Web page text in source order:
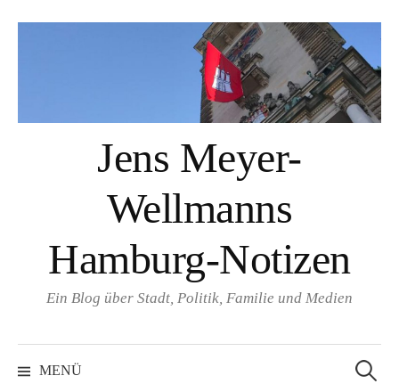
Jens Meyer-
Wellmanns
Hamburg-Notizen
Ein Blog über Stadt, Politik, Familie und Medien
MENÜ
nach: